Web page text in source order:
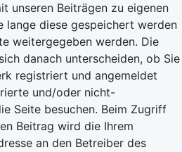
unseren Beiträgen zu eigenen
lange diese gespeichert werden
weitergegeben werden. Die
danach unterscheiden, ob Sie
registriert und angemeldet
und/oder nicht-
Seite besuchen. Beim Zugriff
Beitrag wird die Ihrem
an den Betreiber des